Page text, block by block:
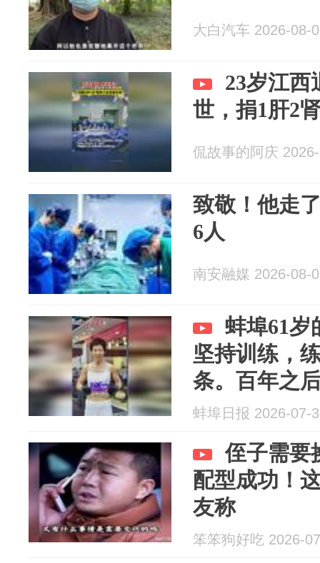
大白汽车 2026-08-
23岁江西
世，捐1肝2
侃故事的阿庆
致敬！他走
6人
南安融媒 2026-08-
蚌埠61岁
坚持训练，
条。百年之
蚌埠日报 2026-07-
侄子需要
配型成功！
友称
笨笨狗好吃 2026-